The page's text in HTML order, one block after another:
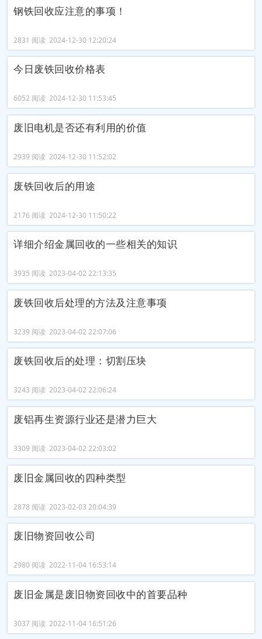
钢铁回收应注意的事项！
2831 阅读 2024-12-30 12:20:24
今日废铁回收价格表
6052 阅读 2024-12-30 11:53:45
废旧电机是否还有利用的价值
2939 阅读 2024-12-30 11:52:02
废铁回收后的用途
2176 阅读 2024-12-30 11:50:22
详细介绍金属回收的一些相关的知识
3935 阅读 2023-04-02 22:13:35
废铁回收后处理的方法及注意事项
3239 阅读 2023-04-02 22:07:06
废铁回收后的处理：切割压块
3243 阅读 2023-04-02 22:06:24
废铝再生资源行业还是潜力巨大
3309 阅读 2023-04-02 22:03:02
废旧金属回收的四种类型
2878 阅读 2023-02-03 20:04:39
废旧物资回收公司
2980 阅读 2022-11-04 16:53:14
废旧金属是废旧物资回收中的首要品种
3037 阅读 2022-11-04 16:51:26